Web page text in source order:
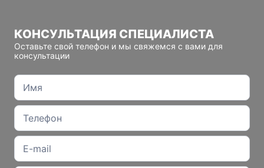
КОНСУЛЬТАЦИЯ СПЕЦИАЛИСТА
Оставьте свой телефон и мы свяжемся с вами для
консультации